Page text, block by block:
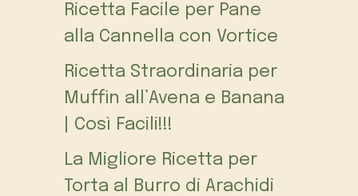
Ricetta Facile per Pane
alla Cannella con Vortice
Ricetta Straordinaria per
Muffin all’Avena e Banana
| Così Facili!!!
La Migliore Ricetta per
Torta al Burro di Arachidi